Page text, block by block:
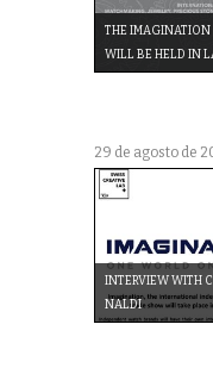
THE
WILL BE HELD IN
29 de agosto de
INTERVIEW WITH
NALDI